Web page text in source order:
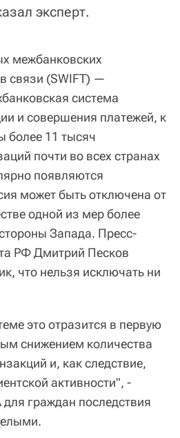
эксперт.
межбанковских
связи (SWIFT) —
система
и совершения платежей, к
более 11 тысяч
почти во всех странах
появляются
может быть отключена от
одной из мер более
Запада. Пресс-
РФ Дмитрий Песков
что нельзя исключать ни
это отразится в первую
снижением количества
и, как следствие,
активности", -
граждан последствия